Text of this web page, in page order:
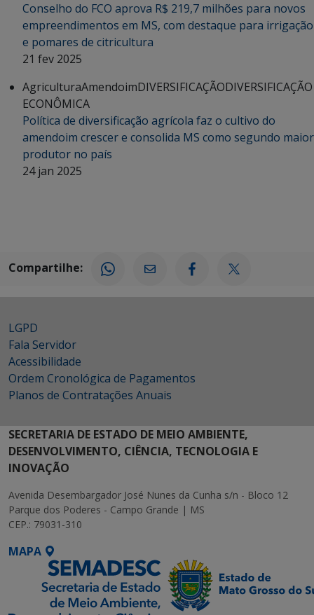
Conselho do FCO aprova R$ 219,7 milhões para novos
empreendimentos em MS, com destaque para irrigação
e pomares de citricultura
21 fev 2025
AgriculturaAmendoimDIVERSIFICAÇÃODIVERSIFICAÇÃO
ECONÔMICA
Política de diversificação agrícola faz o cultivo do
amendoim crescer e consolida MS como segundo maior
produtor no país
24 jan 2025
Compartilhe:
LGPD
Fala Servidor
Acessibilidade
Ordem Cronológica de Pagamentos
Planos de Contratações Anuais
SECRETARIA DE ESTADO DE MEIO AMBIENTE,
DESENVOLVIMENTO, CIÊNCIA, TECNOLOGIA E
INOVAÇÃO
Avenida Desembargador José Nunes da Cunha s/n - Bloco 12
Parque dos Poderes - Campo Grande | MS
CEP.: 79031-310
MAPA